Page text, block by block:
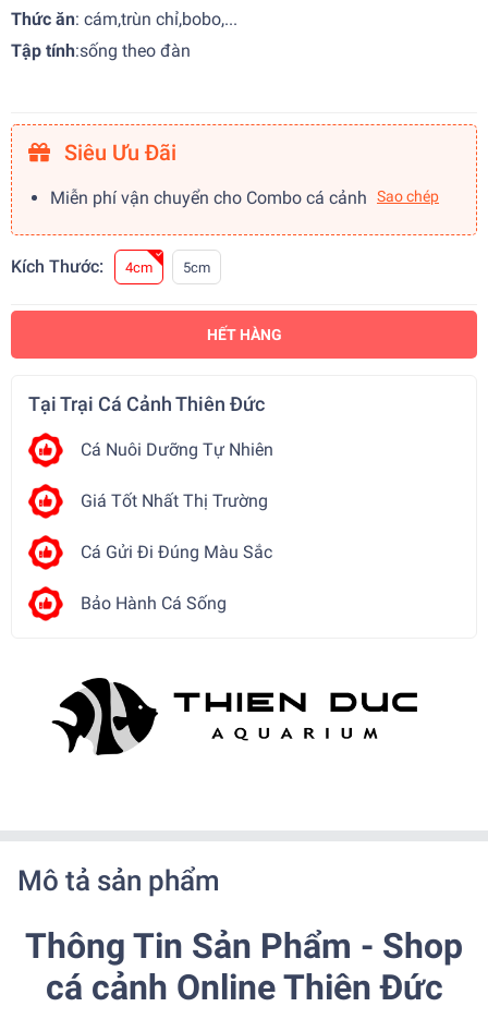
Thức ăn: cám,trùn chỉ,bobo,...
Tập tính:sống theo đàn
Siêu Ưu Đãi
Miễn phí vận chuyển cho Combo cá cảnh Sao chép
Kích Thước: 4cm 5cm
HẾT HÀNG
Tại Trại Cá Cảnh Thiên Đức
Cá Nuôi Dưỡng Tự Nhiên
Giá Tốt Nhất Thị Trường
Cá Gửi Đi Đúng Màu Sắc
Bảo Hành Cá Sống
Mô tả sản phẩm
Thông Tin Sản Phẩm - Shop
cá cảnh Online Thiên Đức